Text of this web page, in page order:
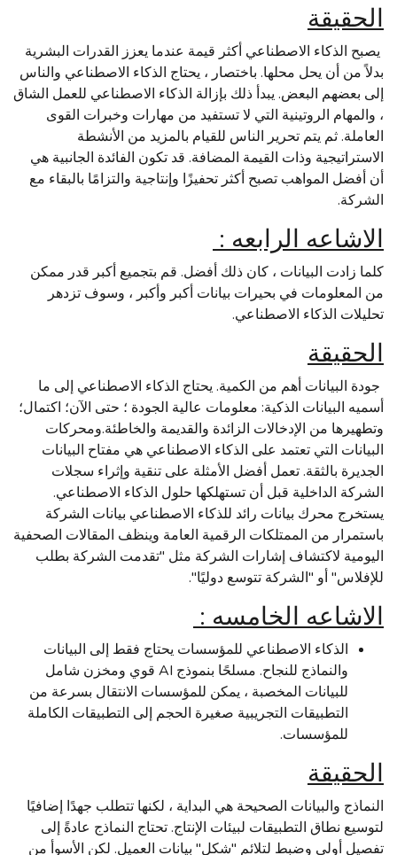
الحقيقة
يصبح الذكاء الاصطناعي أكثر قيمة عندما يعزز القدرات البشرية
بدلاً من أن يحل محلها. باختصار ، يحتاج الذكاء الاصطناعي والناس
إلى بعضهم البعض. يبدأ ذلك بإزالة الذكاء الاصطناعي للعمل الشاق
، والمهام الروتينية التي لا تستفيد من مهارات وخبرات القوى
العاملة. ثم يتم تحرير الناس للقيام بالمزيد من الأنشطة
الاستراتيجية وذات القيمة المضافة. قد تكون الفائدة الجانبية هي
أن أفضل المواهب تصبح أكثر تحفيزًا وإنتاجية والتزامًا بالبقاء مع
الشركة.
الاشاعه الرابعه :
كلما زادت البيانات ، كان ذلك أفضل. قم بتجميع أكبر قدر ممكن
من المعلومات في بحيرات بيانات أكبر وأكبر ، وسوف تزدهر
تحليلات الذكاء الاصطناعي.
الحقيقة
جودة البيانات أهم من الكمية. يحتاج الذكاء الاصطناعي إلى ما
أسميه البيانات الذكية: معلومات عالية الجودة ؛ حتى الآن؛ اكتمال؛
وتطهيرها من الإدخالات الزائدة والقديمة والخاطئة.ومحركات
البيانات التي تعتمد على الذكاء الاصطناعي هي مفتاح البيانات
الجديرة بالثقة. تعمل أفضل الأمثلة على تنقية وإثراء سجلات
الشركة الداخلية قبل أن تستهلكها حلول الذكاء الاصطناعي.
يستخرج محرك بيانات رائد للذكاء الاصطناعي بيانات الشركة
باستمرار من الممتلكات الرقمية العامة وينظف المقالات الصحفية
اليومية لاكتشاف إشارات الشركة مثل "تقدمت الشركة بطلب
للإفلاس" أو "الشركة تتوسع دوليًا".
الاشاعه الخامسه :
الذكاء الاصطناعي للمؤسسات يحتاج فقط إلى البيانات
والنماذج للنجاح. مسلحًا بنموذج AI قوي ومخزن شامل
للبيانات المخصبة ، يمكن للمؤسسات الانتقال بسرعة من
التطبيقات التجريبية صغيرة الحجم إلى التطبيقات الكاملة
للمؤسسات.
الحقيقة
النماذج والبيانات الصحيحة هي البداية ، لكنها تتطلب جهدًا إضافيًا
لتوسيع نطاق التطبيقات لبيئات الإنتاج. تحتاج النماذج عادةً إلى
تفصيل أولي وضبط لتلائم "شكل" بيانات العميل. لكن الأسوأ من